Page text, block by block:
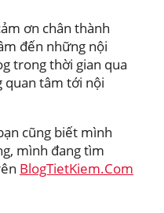
ơn chân thành
đến những nội
trong thời gian qua
quan tâm tới nội
cũng biết mình
mình đang tìm
BlogTietKiem.Com